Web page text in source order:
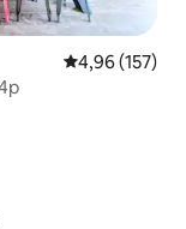
Évaluation
4,96 (157)